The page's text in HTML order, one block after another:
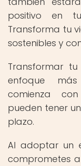
positivo en
Transforma tu
sostenibles y
Transformar
enfoque
comienza
pueden tener
plazo.
Al adoptar un
comprometes